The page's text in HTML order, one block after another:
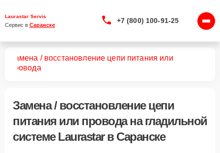
Laurastar Servis
Сервис в Саранске
+7 (800) 100-91-25
Замена / восстановление цепи питания или
провода
Замена / восстановление цепи
питания или проводана гладильной
системе Laurastar в Саранске